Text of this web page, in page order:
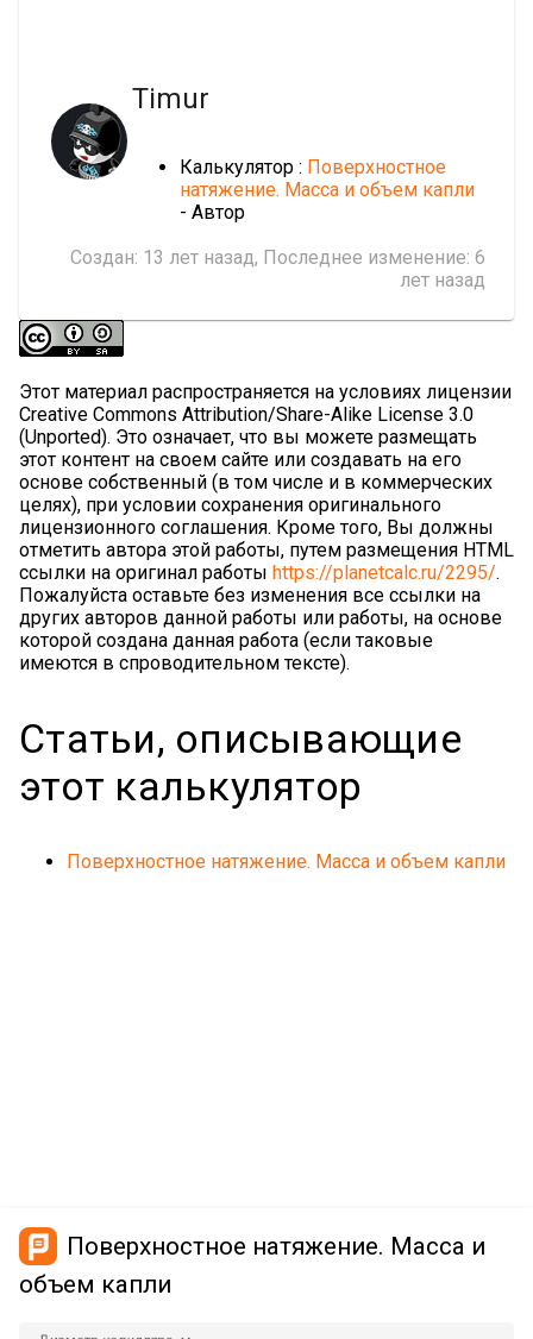
Timur
Калькулятор : Поверхностное
натяжение. Масса и объем капли
- Автор
Создан: 13 лет назад, Последнее изменение: 6
лет назад
Этот материал распространяется на условиях лицензии
Creative Commons Attribution/Share-Alike License 3.0
(Unported). Это означает, что вы можете размещать
этот контент на своем сайте или создавать на его
основе собственный (в том числе и в коммерческих
целях), при условии сохранения оригинального
лицензионного соглашения. Кроме того, Вы должны
отметить автора этой работы, путем размещения HTML
ссылки на оригинал работы https://planetcalc.ru/2295/.
Пожалуйста оставьте без изменения все ссылки на
других авторов данной работы или работы, на основе
которой создана данная работа (если таковые
имеются в спроводительном тексте).
Статьи, описывающие
этот калькулятор
Поверхностное натяжение. Масса и объем капли
Поверхностное натяжение. Масса и
объем капли